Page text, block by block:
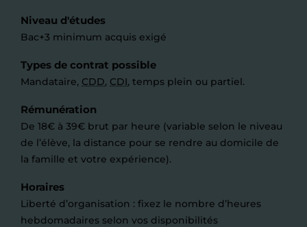
Niveau d'études
Bac+3 minimum acquis exigé
Types de contrat possible
Mandataire, CDD, CDI, temps plein ou partiel.
Rémunération
De 18€ à 39€ brut par heure (variable selon le niveau
de l’élève, la distance pour se rendre au domicile de
la famille et votre expérience).
Horaires
Liberté d’organisation : fixez le nombre d’heures
hebdomadaires selon vos disponibilités